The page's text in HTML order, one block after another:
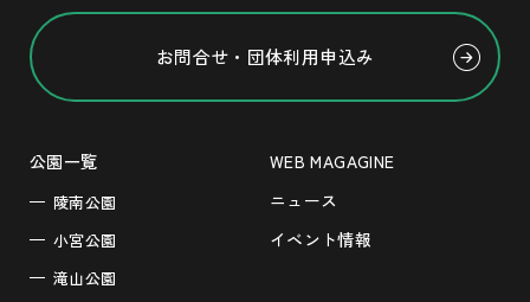
お問合せ・団体利用申込み
公園一覧
陵南公園
小宮公園
滝山公園
WEB MAGAGINE
ニュース
イベント情報